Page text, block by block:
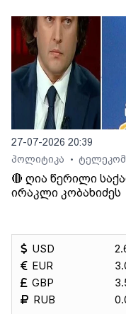
27-07-2026 20:39
პოლიტიკა
•
🔴 ღია წერილი
ირაკლი კობახიძეს
USD
EUR
GBP
RUB